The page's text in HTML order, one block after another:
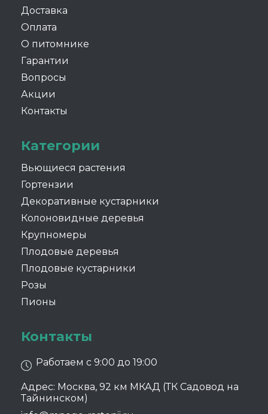
Доставка
Оплата
О питомнике
Гарантии
Вопросы
Акции
Контакты
Категории
Вьющиеся растения
Гортензии
Декоративные кустарники
Колоновидные деревья
Крупномеры
Плодовые деревья
Плодовые кустарники
Розы
Пионы
Контакты
Работаем с 9:00 до 19:00
Адрес: Москва, 92 км МКАД (ТК Садовод на
Тайнинском)